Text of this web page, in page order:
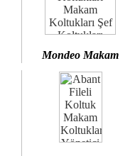
Mondeo Makam